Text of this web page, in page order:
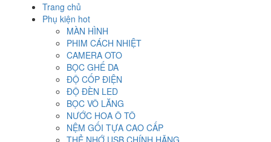
Trang chủ
Phụ kiện hot
MÀN HÌNH
PHIM CÁCH NHIỆT
CAMERA OTO
BỌC GHẾ DA
ĐỘ CỐP ĐIỆN
ĐỘ ĐÈN LED
BỌC VÔ LĂNG
NƯỚC HOA Ô TÔ
NỆM GỐI TỰA CAO CẤP